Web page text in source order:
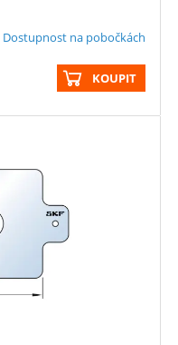
Dostupnost na pobočkách
KOUPIT